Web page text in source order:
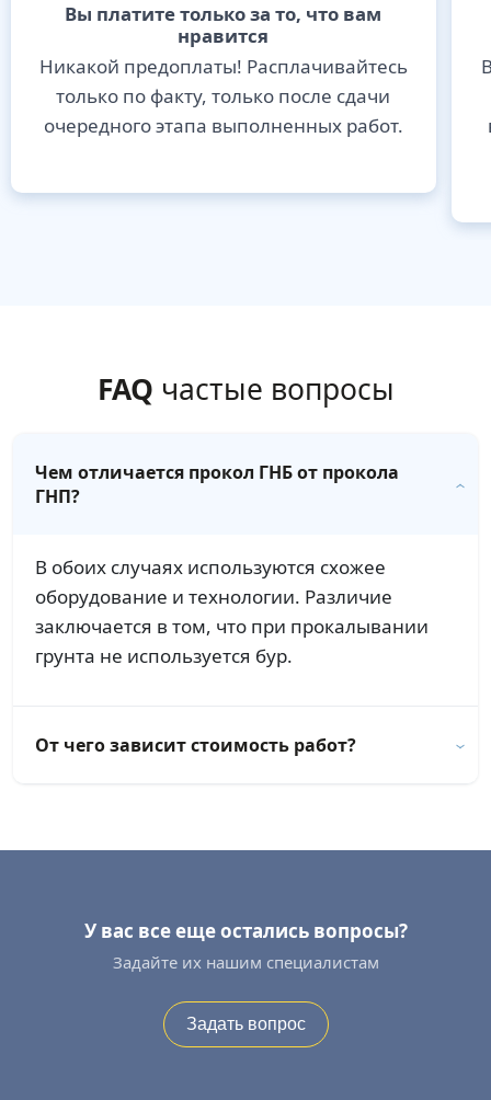
Вы платите только за то, что вам
нравится
Никакой предоплаты! Расплачивайтесь
только по факту, только после сдачи
очередного этапа выполненных работ.
FAQ частые вопросы
Чем отличается прокол ГНБ от прокола
ГНП?
В обоих случаях используются схожее
оборудование и технологии. Различие
заключается в том, что при прокалывании
грунта не используется бур.
От чего зависит стоимость работ?
У вас все еще остались вопросы?
Задайте их нашим специалистам
Задать вопрос